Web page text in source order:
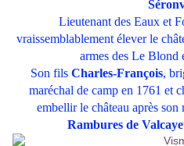
Lieutenant des Eaux et
vraissemblablement élever le
armes des Le Blond
Son fils Charles-François,
maréchal de camp en 1761 et
embellir le château après son
Rambures de